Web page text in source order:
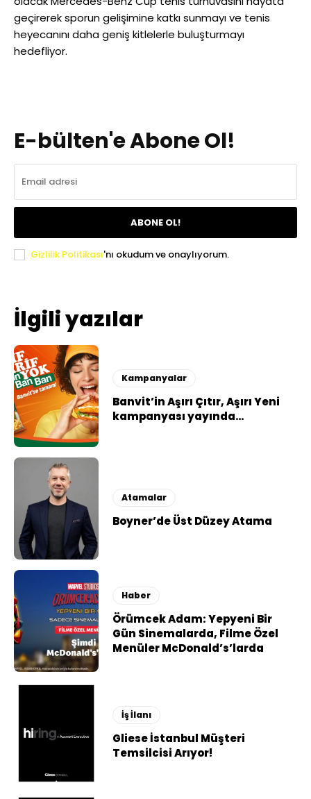
geçirerek sporun gelişimine katkı sunmayı ve tenis
heyecanını daha geniş kitlelerle buluşturmayı
hedefliyor.
E-bülten'e Abone Ol!
ABONE OL!
Gizlilik Politikası'nı okudum ve onaylıyorum.
İlgili yazılar
Kampanyalar
Banvit’in Aşırı Çıtır, Aşırı Yeni
kampanyası yayında…
Atamalar
Boyner’de Üst Düzey Atama
Haber
Örümcek Adam: Yepyeni Bir
Gün Sinemalarda, Filme Özel
Menüler McDonald’s’larda
İş İlanı
Gliese İstanbul Müşteri
Temsilcisi Arıyor!